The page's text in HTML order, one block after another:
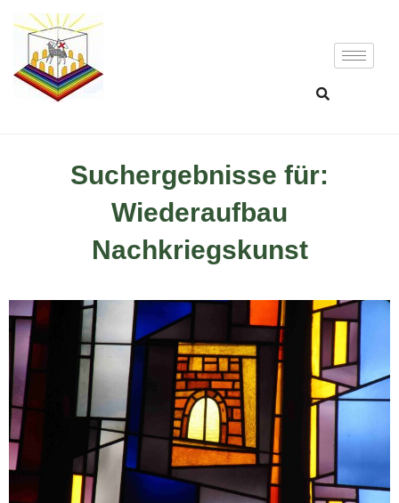
Suchergebnisse für:
Wiederaufbau
Nachkriegskunst